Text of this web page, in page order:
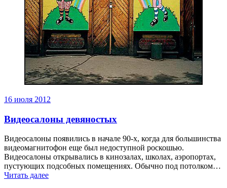
16 июля 2012
Видеосалоны девяностых
Видеосалоны появились в начале 90-х, когда для большинства
видеомагнитофон еще был недоступной роскошью.
Видеосалоны открывались в кинозалах, школах, аэропортах,
пустующих подсобных помещениях. Обычно под потолком…
Читать далее